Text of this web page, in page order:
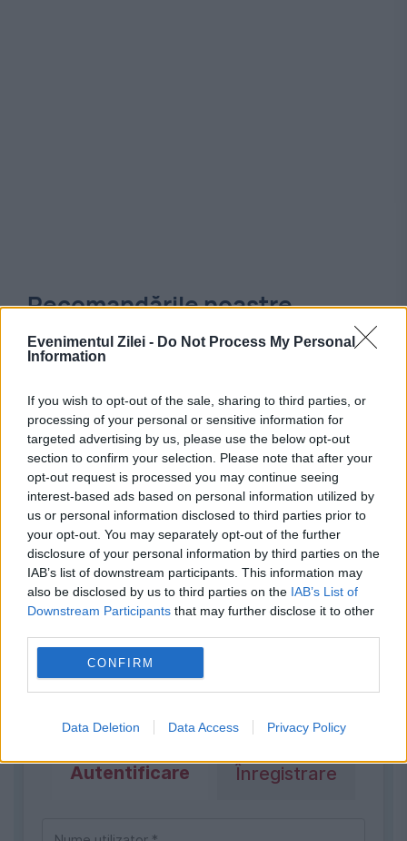
Evenimentul Zilei - Do Not Process My Personal
Information
If you wish to opt-out of the sale, sharing to third parties, or
processing of your personal or sensitive information for
targeted advertising by us, please use the below opt-out
section to confirm your selection. Please note that after your
opt-out request is processed you may continue seeing
interest-based ads based on personal information utilized by
us or personal information disclosed to third parties prior to
your opt-out. You may separately opt-out of the further
disclosure of your personal information by third parties on the
IAB’s list of downstream participants. This information may
also be disclosed by us to third parties on the IAB’s List of
Downstream Participants that may further disclose it to other
CONFIRM
Data Deletion Data Access Privacy Policy
Recomandările noastre
Trebuie să fii autentificat pentru a
lăsa un comentariu.
Autentificare Înregistrare